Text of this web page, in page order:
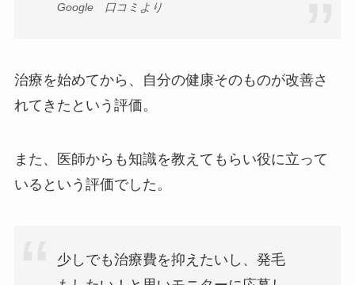
Google 口コミより
治療を始めてから、自分の健康そのものが改善さ
れてきたという評価。
また、医師からも知識を教えてもらい役に立って
いるという評価でした。
少しでも治療費を抑えたいし、発毛